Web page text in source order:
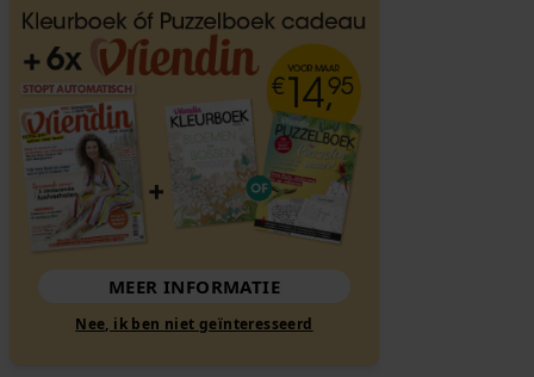
MEER INFORMATIE
Nee, ik ben niet geïnteresseerd